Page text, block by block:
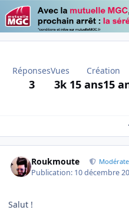
Réponses
3
Vues
3k
Création
15 ans15
Roukmoute
Publication: 10 décembre
Salut !